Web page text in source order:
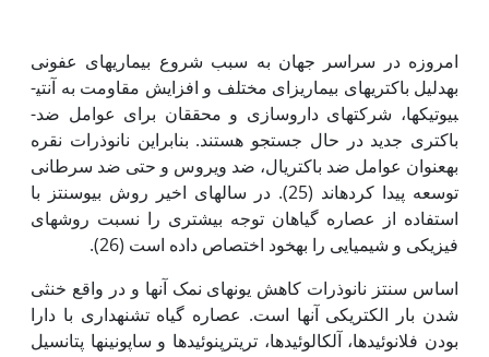
امروزه در سراسر جهان به سبب شروع بیماری­های عفونی
به‫دلیل باکتری­های بیماری­زای مختلف و افزایش مقاومت به آنتی­
بیوتیک­­ها، شرکت­های داروسازی و محققان برای عوامل ضد­
باکتری جدید در حال جستجو هستند. بنابراین نانوذرات نقره
به‫عنوان عوامل ضد باکتریال، ضد ویروس و حتی ضد سرطانی
توسعه پیدا کرده­اند (25). در سال­های اخیر روش بیوسنتز با
استفاده از عصاره گیاهان توجه بیشتری را نسبت روش­های
فیزیکی و شیمیایی را به‫خود اختصاص داده است (26).
اساس سنتز نانوذرات کاهش یون­های نمک آن‫ها و در واقع خنثی
شدن بار الکتریکی آنها است. عصاره گیاه تشنه­داری با دارا
بودن فلانوئید­ها، آلکالوئیدها، تری‫ترپنوئیدها و ساپونین­ها پتانسیل